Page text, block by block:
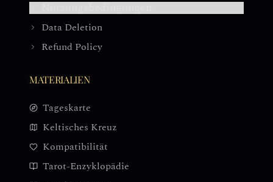
Data Deletion
Refund Policy
MATERIALIEN
Tageskarte
Keltisches Kreuz
Kompatibilität
Tarot-Enzyklopädie